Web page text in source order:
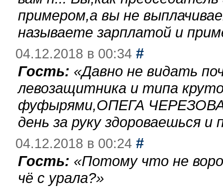
примером,а вы не
называете зарплатой и
04.12.2018 в 00:34 #
Гость: «Давно не видать
левозащитника и типа
фуфырями,ОПЕГА
день за руку здороваешься
04.12.2018 в 00:24 #
Гость: «Потому что не
чё с урала?»